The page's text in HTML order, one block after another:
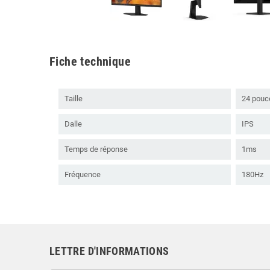
Fiche technique
Taille 24
Dalle IPS
Temps de réponse 1ms
Fréquence 180Hz
LETTRE D'INFORMATIONS